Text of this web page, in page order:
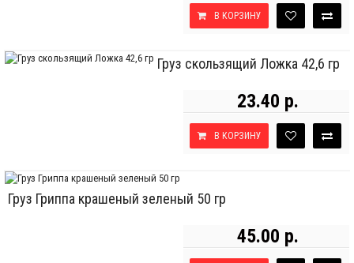
В КОРЗИНУ
Груз скользящий Ложка 42,6 гр
23.40 р.
В КОРЗИНУ
Груз Гриппа крашеный зеленый 50 гр
45.00 р.